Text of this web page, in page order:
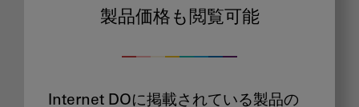
製品価格も閲覧可能
Internet DOに掲載されている製品の